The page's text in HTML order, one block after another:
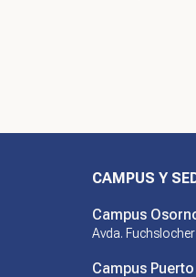
CAMPUS Y
Campus
Avda.
Campus